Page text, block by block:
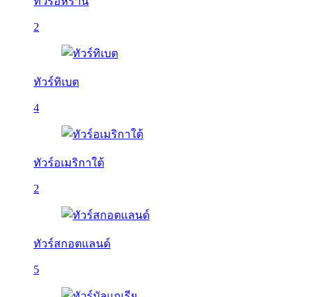
2
ทัวร์ทิเบต
4
ทัวร์อเมริกาใต้
2
ทัวร์สกอตแลนด์
5